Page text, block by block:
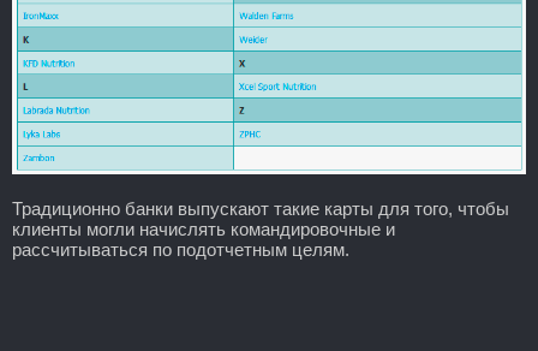
Традиционно банки выпускают такие карты для того, чтобы
клиенты могли начислять командировочные и
рассчитываться по подотчетным целям.